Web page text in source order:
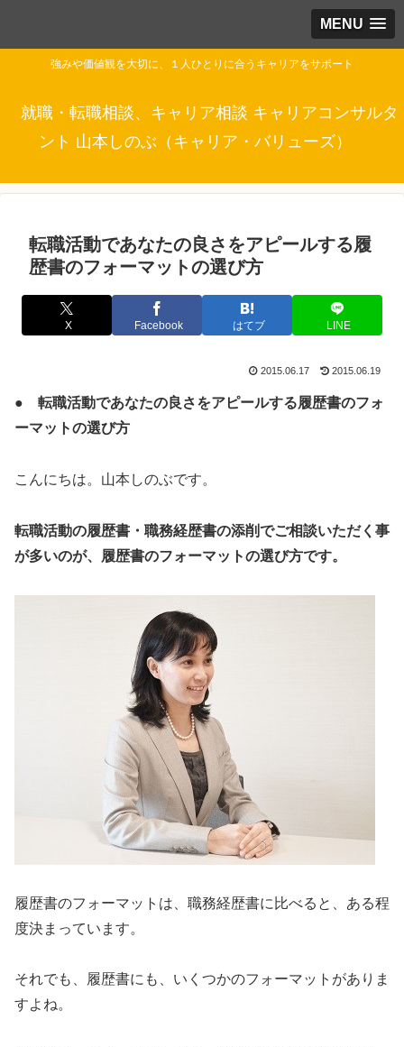
MENU
強みや価値観を大切に、１人ひとりに合うキャリアをサポート
就職・転職相談、キャリア相談 キャリアコンサルタ
ント 山本しのぶ（キャリア・バリューズ）
転職活動であなたの良さをアピールする履
歴書のフォーマットの選び方
X Facebook はてブ LINE
2015.06.17 2015.06.19
● 転職活動であなたの良さをアピールする履歴書のフォ
ーマットの選び方
こんにちは。山本しのぶです。
転職活動の履歴書・職務経歴書の添削でご相談いただく事
が多いのが、履歴書のフォーマットの選び方です。
履歴書のフォーマットは、職務経歴書に比べると、ある程
度決まっています。
それでも、履歴書にも、いくつかのフォーマットがありま
すよね。